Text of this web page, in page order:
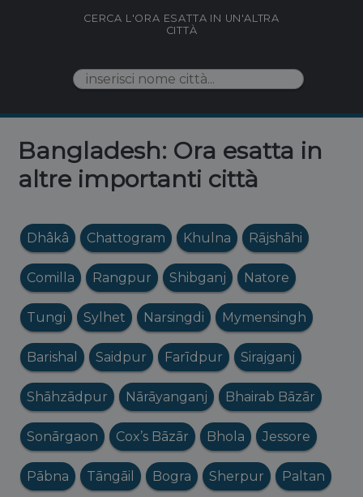
CERCA L'ORA ESATTA IN UN'ALTRA
CITTÀ
Bangladesh: Ora esatta in
altre importanti città
Dhâkâ Chattogram Khulna Rājshāhi
Comilla Rangpur Shibganj Natore
Tungi Sylhet Narsingdi Mymensingh
Barishal Saidpur Farīdpur Sirajganj
Shāhzādpur Nārāyanganj Bhairab Bāzār
Sonārgaon Cox’s Bāzār Bhola Jessore
Pābna Tāngāil Bogra Sherpur Paltan